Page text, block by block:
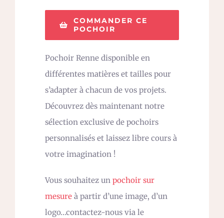
COMMANDER CE
POCHOIR
Pochoir Renne disponible en
différentes matières et tailles pour
s’adapter à chacun de vos projets.
Découvrez dès maintenant notre
sélection exclusive de pochoirs
personnalisés et laissez libre cours à
votre imagination !
Vous souhaitez un pochoir sur
mesure à partir d’une image, d’un
logo…contactez-nous via le